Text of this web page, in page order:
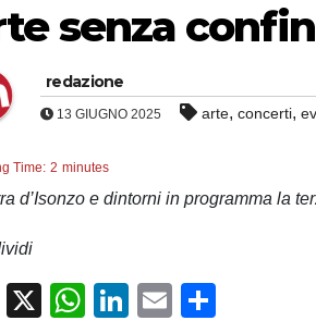
senza
redazione
13 GIUGNO 2025 arte, concerti,
Time: 2 minutes
d’Isonzo e dintorni in programma la
F
X
W
Li
E